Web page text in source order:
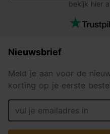
bekijk hier
Nieuwsbrief
Meld je aan voor de
korting op je eerste